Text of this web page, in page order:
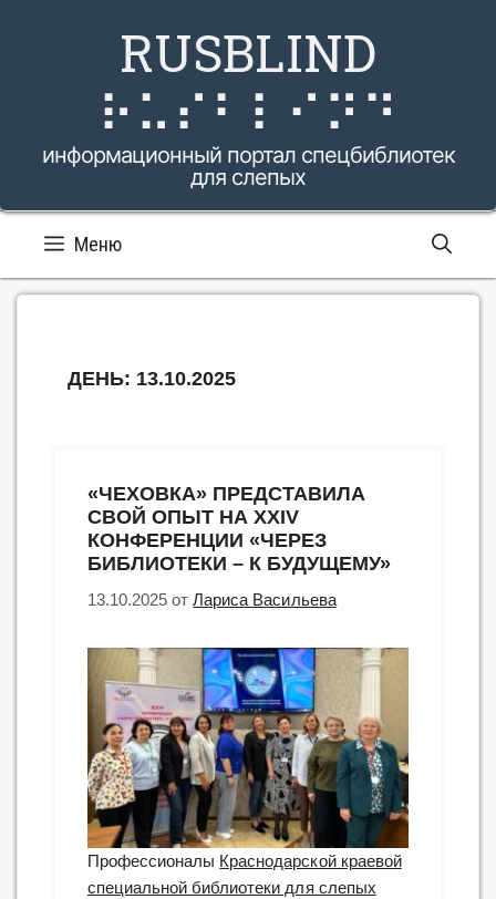
RUSBLIND
⠗⠥⠎⠃⠇⠊⠝⠙
информационный портал спецбиблиотек
для слепых
Меню
ДЕНЬ: 13.10.2025
«ЧЕХОВКА» ПРЕДСТАВИЛА
СВОЙ ОПЫТ НА XXIV
КОНФЕРЕНЦИИ «ЧЕРЕЗ
БИБЛИОТЕКИ – К БУДУЩЕМУ»
13.10.2025 отЛариса Васильева
Профессионалы Краснодарской краевой
специальной библиотеки для слепых